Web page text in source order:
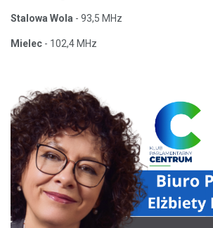
Stalowa Wola - 93,5 MHz
Mielec - 102,4 MHz